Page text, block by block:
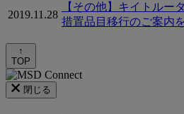
2019.11.28
【その他】キイトルー
措置品目移行のご案内
↑
TOP
閉じる